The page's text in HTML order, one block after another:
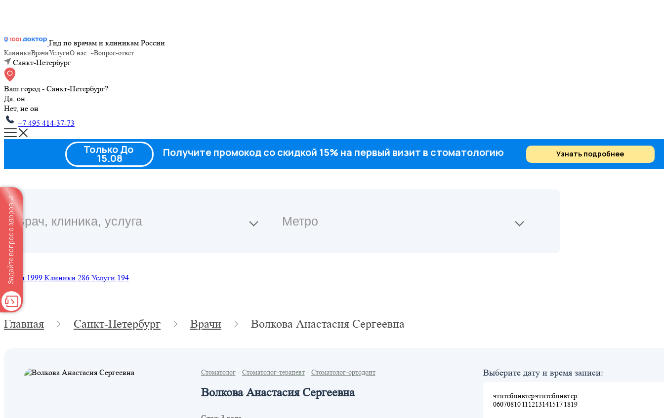
Гид по врачам и клиникам России
КлиникиВрачиУслугиО нас Вопрос-ответ
Санкт-Петербург
Ваш город - Санкт-Петербург?
Да, он
Нет, не он
+7 495 414-37-73
Врачи 1999 Клиники 286 Услуги 194
Главная Санкт-Петербург Врачи Волкова Анастасия Сергеевна
Стоматолог· Стоматолог-терапевт· Стоматолог-ортодонт
Волкова Анастасия Сергеевна
Выберите дату и время записи:
чт
06
пт
07
сб
08
пн
10
вт
11
ср
12
чт
13
пт
14
сб
15
пн
17
вт
18
ср
19
Только До
15.08 Получите промокод со скидкой 15% на первый визит в стоматологию Узнать подробнее
Задайте вопрос о здоровье